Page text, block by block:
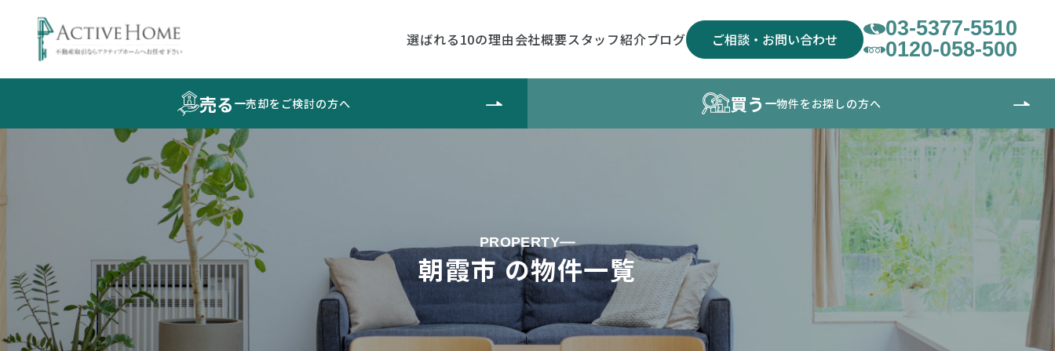
選ばれる10の理由会社概要スタッフ紹介ブログ ご相談・お問い合わせ
03-5377-5510
0120-058-500
売る 売却をご検討の方へ 買う 物件をお探しの方へ
PROPERTY
朝霞市 の物件一覧